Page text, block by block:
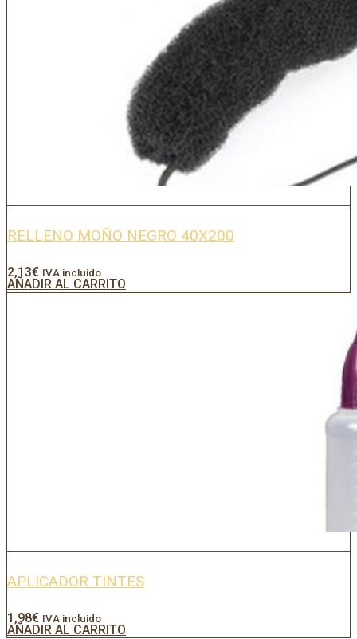
RELLENO MOÑO NEGRO 40X200
2,13€ IVA incluido
AÑADIR AL CARRITO
APLICADOR TINTES
1,98€ IVA incluido
AÑADIR AL CARRITO